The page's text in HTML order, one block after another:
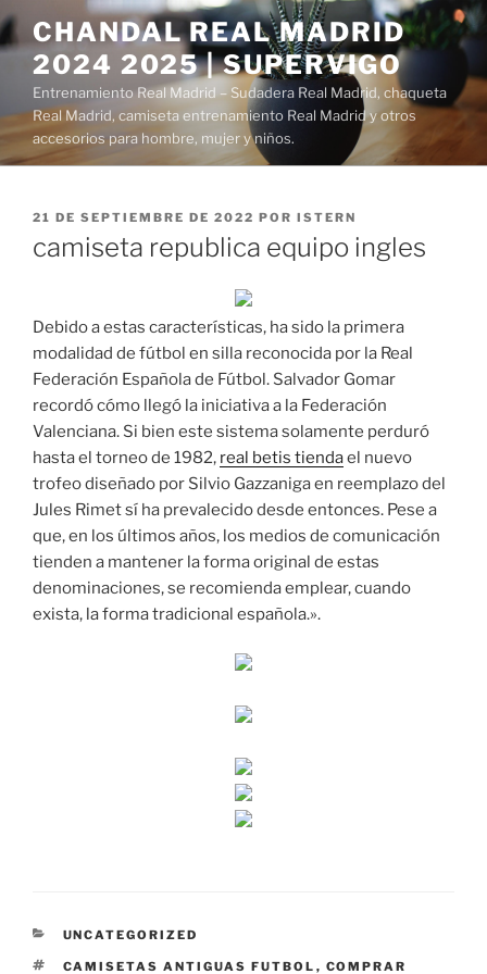
Saltar
al
contenido
CHANDAL REAL MADRID
2024 2025 | SUPERVIGO
Entrenamiento Real Madrid – Sudadera Real Madrid, chaqueta
Real Madrid, camiseta entrenamiento Real Madrid y otros
accesorios para hombre, mujer y niños.
PUBLICADO
21 DE SEPTIEMBRE DE 2022 POR ISTERN
camiseta republica equipo ingles
Debido a estas características, ha sido la primera
modalidad de fútbol en silla reconocida por la Real
Federación Española de Fútbol. Salvador Gomar
recordó cómo llegó la iniciativa a la Federación
Valenciana. Si bien este sistema solamente perduró
hasta el torneo de 1982, real betis tiendael nuevo
trofeo diseñado por Silvio Gazzaniga en reemplazo del
Jules Rimet sí ha prevalecido desde entonces. Pese a
que, en los últimos años, los medios de comunicación
tienden a mantener la forma original de estas
denominaciones, se recomienda emplear, cuando
exista, la forma tradicional española.».
CATEGORÍAS
UNCATEGORIZED
ETIQUETAS
CAMISETAS ANTIGUAS FUTBOL , COMPRAR